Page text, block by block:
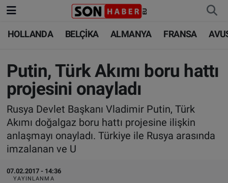
HOLLANDA BELÇİKA ALMANYA FRANSA
Putin, Türk Akımı boru hattı
projesini onayladı
Rusya Devlet Başkanı Vladimir Putin, Türk
Akımı doğalgaz boru hattı projesine ilişkin
anlaşmayı onayladı. Türkiye ile Rusya arasında
imzalanan ve U
07.02.2017 - 14:36
YAYINLANMA
HOLLANDA
BELÇİKA
ALMANYA
FRANSA
AVUSTURYA
SAĞLIK - YAŞAM
HOLLANDA
BELÇİKA
ALMANYA
TÜRKİYE
DÜNYA
BİLİM-TEKNOLOJİ
Nöbetçi Eczaneler
Hava Durumu
Trafik Durumu
Süper Lig Puan Durumu ve Fikstür
Tüm Manşetler
Son Dakika Haberleri